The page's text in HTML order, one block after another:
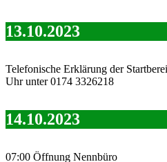
13.10.2023
Telefonische Erklärung der
Uhr unter 0174 3326218
14.10.2023
07:00 Öffnung Nennbüro